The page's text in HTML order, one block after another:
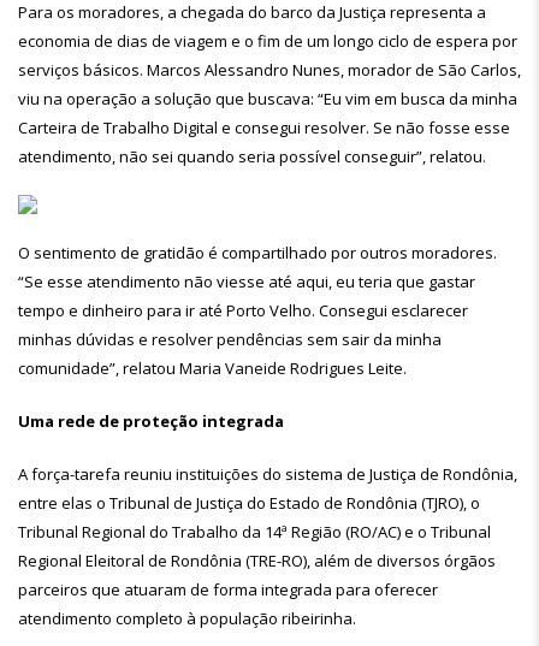
Para os moradores, a chegada do barco da Justiça representa a
economia de dias de viagem e o fim de um longo ciclo de espera por
serviços básicos. Marcos Alessandro Nunes, morador de São Carlos,
viu na operação a solução que buscava: “Eu vim em busca da minha
Carteira de Trabalho Digital e consegui resolver. Se não fosse esse
atendimento, não sei quando seria possível conseguir”, relatou.
O sentimento de gratidão é compartilhado por outros moradores.
“Se esse atendimento não viesse até aqui, eu teria que gastar
tempo e dinheiro para ir até Porto Velho. Consegui esclarecer
minhas dúvidas e resolver pendências sem sair da minha
comunidade”, relatou Maria Vaneide Rodrigues Leite.
Uma rede de proteção integrada
A força-tarefa reuniu instituições do sistema de Justiça de Rondônia,
entre elas o Tribunal de Justiça do Estado de Rondônia (TJRO), o
Tribunal Regional do Trabalho da 14ª Região (RO/AC) e o Tribunal
Regional Eleitoral de Rondônia (TRE-RO), além de diversos órgãos
parceiros que atuaram de forma integrada para oferecer
atendimento completo à população ribeirinha.